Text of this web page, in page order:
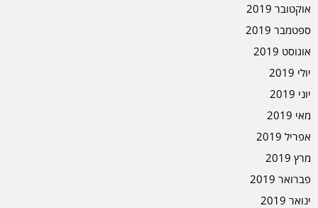
אוקטובר 2019
ספטמבר 2019
אוגוסט 2019
יולי 2019
יוני 2019
מאי 2019
אפריל 2019
מרץ 2019
פברואר 2019
ינואר 2019